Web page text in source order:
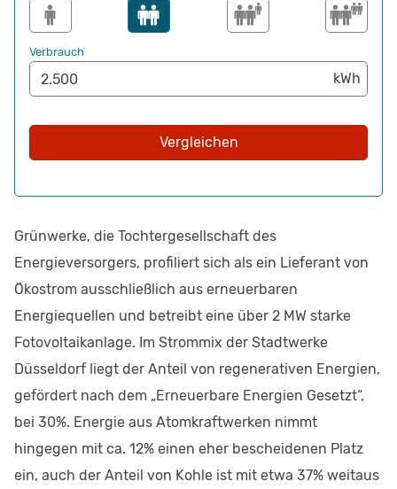
Verbrauch
Vergleichen
Grünwerke, die Tochtergesellschaft des
Energieversorgers, profiliert sich als ein Lieferant von
Ökostrom ausschließlich aus erneuerbaren
Energiequellen und betreibt eine über 2 MW starke
Fotovoltaikanlage. Im Strommix der Stadtwerke
Düsseldorf liegt der Anteil von regenerativen Energien,
gefördert nach dem „Erneuerbare Energien Gesetzt“,
bei 30%. Energie aus Atomkraftwerken nimmt
hingegen mit ca. 12% einen eher bescheidenen Platz
ein, auch der Anteil von Kohle ist mit etwa 37% weitaus